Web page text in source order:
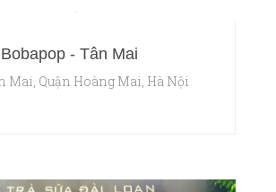
- Tân Mai
Mai, Quận Hoàng Mai, Hà Nội